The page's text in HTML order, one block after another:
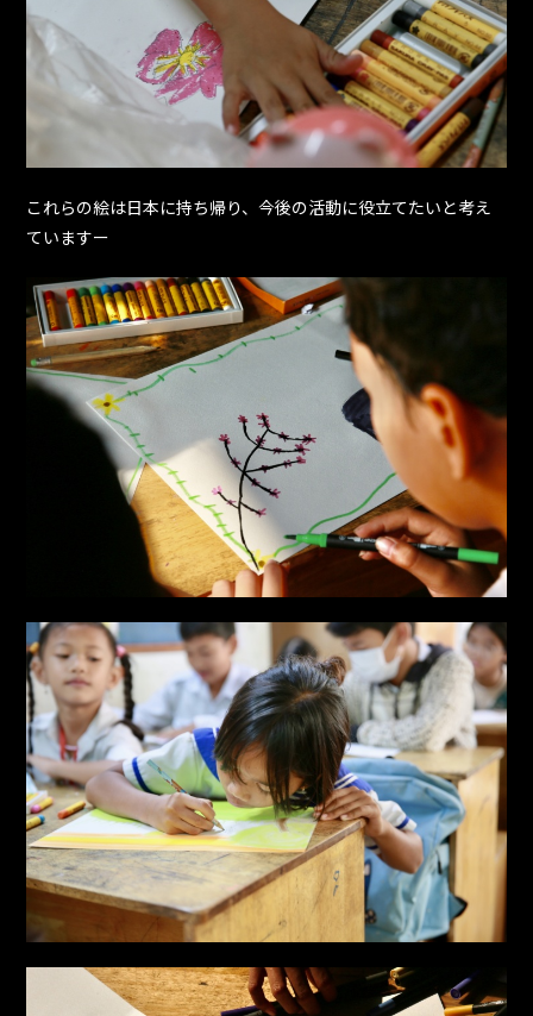
これらの絵は日本に持ち帰り、今後の活動に役立てたいと考え
ていますー